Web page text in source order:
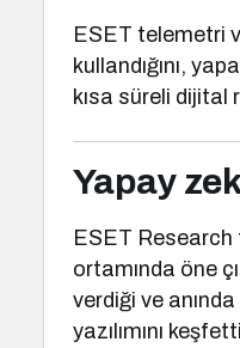
ESET telemetri
kullandığını,
kısa süreli dijital
Yapay
ESET Research
ortamında öne
verdiği ve
yazılımını